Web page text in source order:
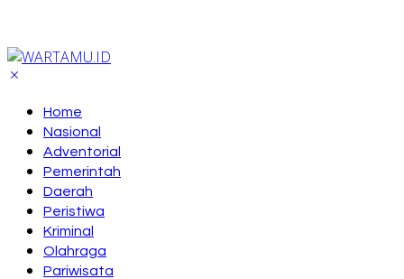
Home
Nasional
Adventorial
Pemerintah
Daerah
Peristiwa
Kriminal
Olahraga
Pariwisata